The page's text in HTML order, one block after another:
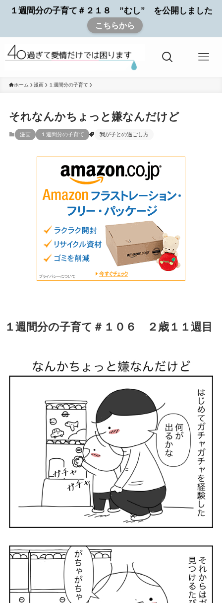
１週間分の子育て＃２１８ ”むし” を公開しました
こちらから
ホーム 漫画 １週間分の子育て
それなんかちょっと嫌なんだけど
漫画 １週間分の子育て 我が子との過ごし方
１週間分の子育て＃１０６ ２歳１１週目